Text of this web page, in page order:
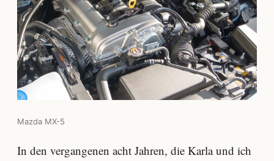
Mazda MX-5
In den vergangenen acht Jahren, die Karla und ich